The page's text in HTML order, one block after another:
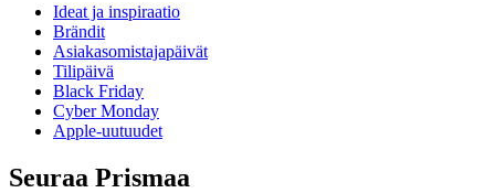
Ideat ja inspiraatio
Brändit
Asiakasomistajapäivät
Tilipäivä
Black Friday
Cyber Monday
Apple-uutuudet
Seuraa Prismaa